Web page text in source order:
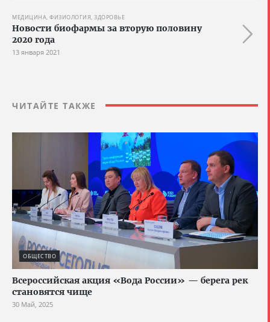
МЕДИЦИНА, ФИЗИОЛОГИЯ, ЗДОРОВЬЕ
Новости биофармы за вторую половину
2020 года
13 января 2021
ЧИТАЙТЕ ТАКЖЕ
ОБЩЕСТВО
Всероссийская акция «Вода России» — берега рек
становятся чище
30 Май, 2025